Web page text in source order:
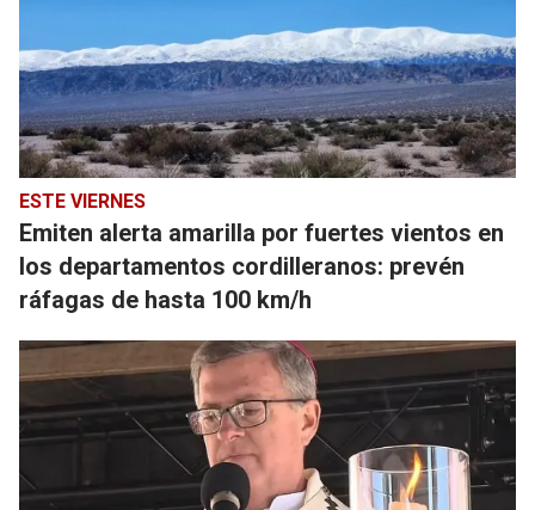
ESTE VIERNES
Emiten alerta amarilla por fuertes vientos en
los departamentos cordilleranos: prevén
ráfagas de hasta 100 km/h